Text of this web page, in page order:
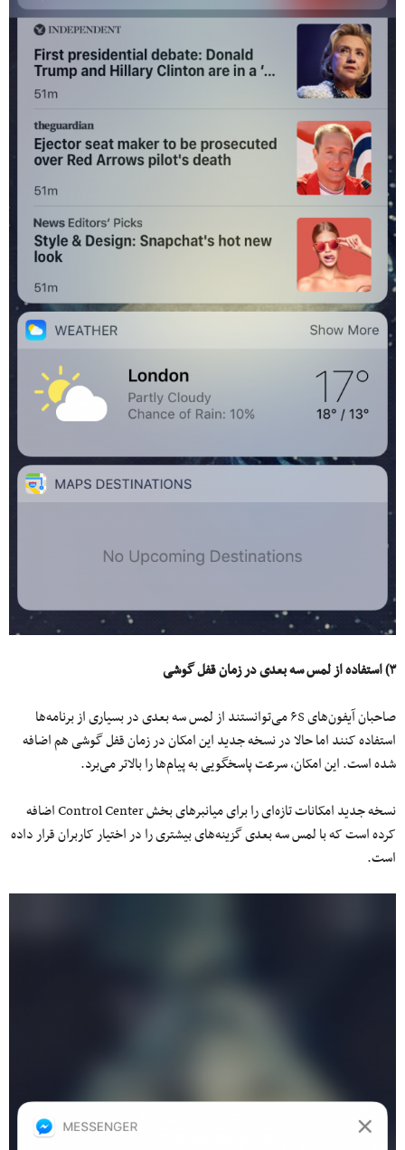
۳) استفاده از لمس سه بعدی در زمان قفل گوشی
صاحبان آیفون‌های ۶S می‌توانستند از لمس سه بعدی در بسیاری از برنامه‌ها
استفاده کنند اما حالا در نسخه جدید این امکان در زمان قفل گوشی هم اضافه
شده است. این امکان، سرعت پاسخگویی به پیام‌ها را بالاتر می‌برد.
نسخه جدید امکانات تازه‌ای را برای میانبرهای بخش Control Center اضافه
کرده است که با لمس سه بعدی گزینه‌های بیشتری را در اختیار کاربران قرار داده
است.